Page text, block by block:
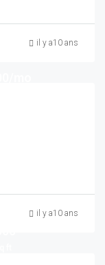
il y a10 ans
il y a10 ans